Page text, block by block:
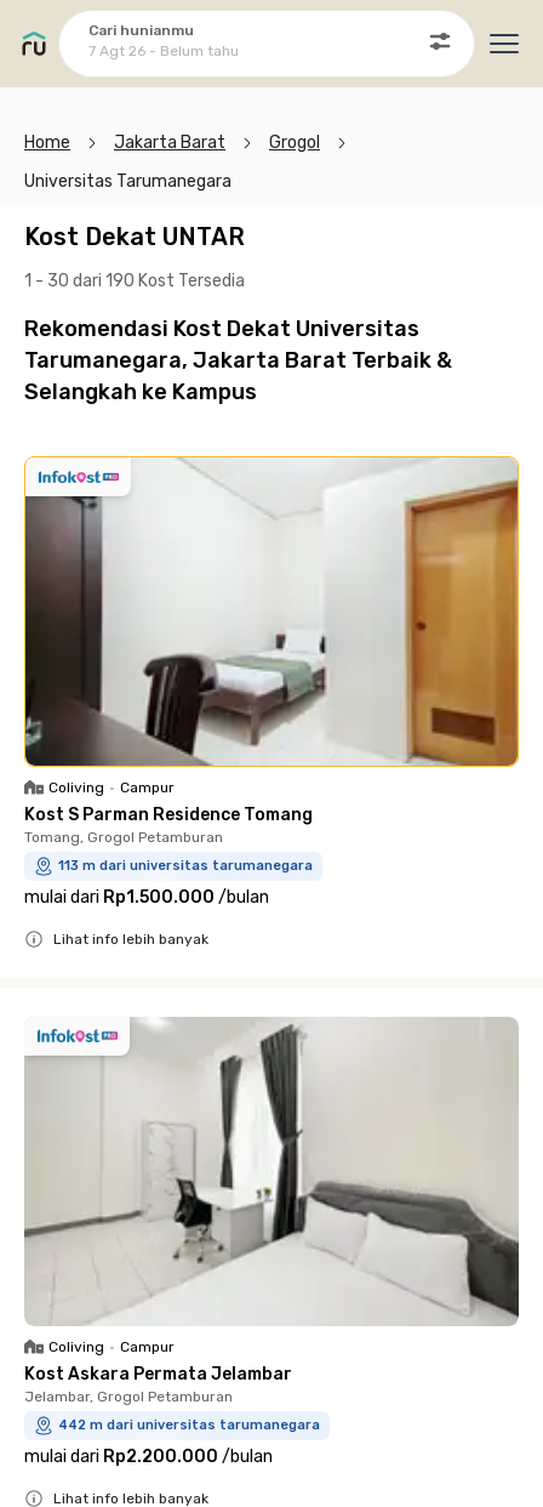
Cari hunianmu
7 Agt 26 - Belum tahu
Home Jakarta Barat
Grogol
Universitas Tarumanegara
Kost Dekat UNTAR
1 - 30 dari 190 Kost Tersedia
Rekomendasi Kost Dekat Universitas
Tarumanegara, Jakarta Barat Terbaik &
Selangkah ke Kampus
Coliving • Campur
Kost S Parman Residence Tomang
Tomang, Grogol Petamburan
113 m dari universitas tarumanegara
mulai dari Rp1.500.000 /bulan
Lihat info lebih banyak
Coliving • Campur
Kost Askara Permata Jelambar
Jelambar, Grogol Petamburan
442 m dari universitas tarumanegara
mulai dari Rp2.200.000 /bulan
Lihat info lebih banyak